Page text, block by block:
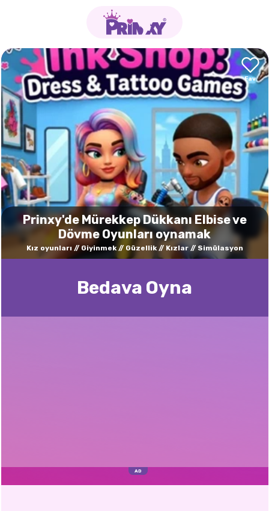
Prinxy'de Mürekkep Dükkanı Elbise ve
Dövme Oyunları oynamak
Kız oyunları Giyinmek Güzellik Kızlar Simülasyon
Bedava Oyna